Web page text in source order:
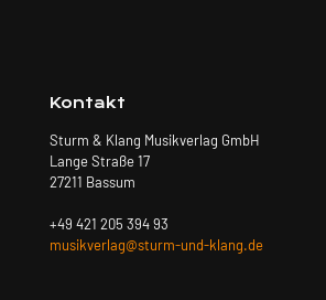
Kontakt
Sturm & Klang Musikverlag GmbH
Lange Straße 17
27211 Bassum
+49 421 205 394 93
musikverlag@sturm-und-klang.de